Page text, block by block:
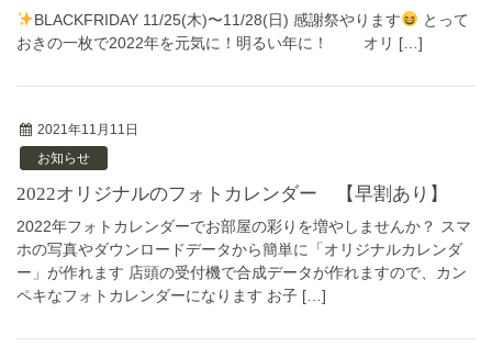
BLACKFRIDAY 11/25(木)〜11/28(日) 感謝祭やります
とって
おきの一枚で2022年を元気に！明るい年に！ オリ […]
2021年11月11日
お知らせ
2022オリジナルのフォトカレンダー 【早割あり】
2022年フォトカレンダーでお部屋の彩りを増やしませんか？ スマ
ホの写真やダウンロードデータから簡単に「オリジナルカレンダ
ー」が作れます 店頭の受付機で合成データが作れますので、カン
ペキなフォトカレンダーになります お子 […]